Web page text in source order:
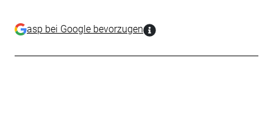
asp bei Google bevorzugen